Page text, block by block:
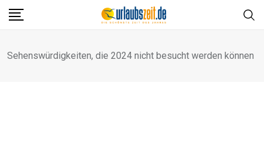
Skip
Sehenswürdigkeiten, die 2024 nicht besucht werden können